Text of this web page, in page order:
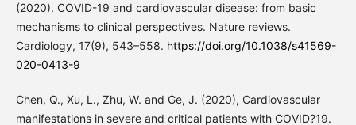
(2020). COVID-19 and cardiovascular disease: from basic
mechanisms to clinical perspectives. Nature reviews.
Cardiology, 17(9), 543–558. https://doi.org/10.1038/s41569-
020-0413-9
Chen, Q., Xu, L., Zhu, W. and Ge, J. (2020), Cardiovascular
manifestations in severe and critical patients with COVID?19.